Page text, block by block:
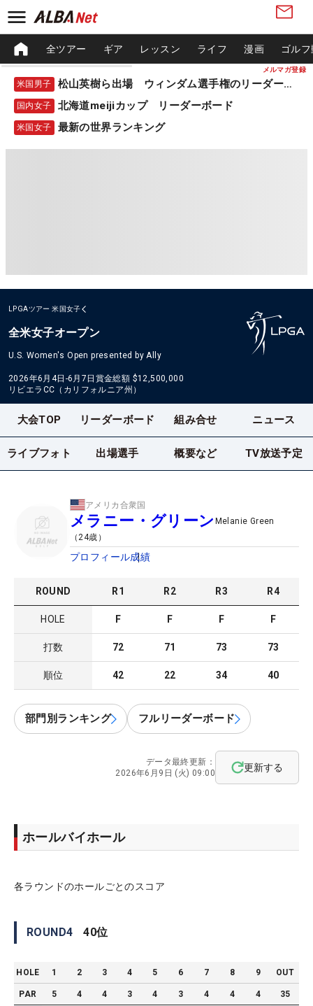
メルマガ登録
全ツアー ギア レッスン ライフ 漫画 ゴル
米国男子 松山英樹ら出場 ウィンダム選手権のリーダーボード
国内女子 北海道meijiカップ リーダーボード
米国女子 最新の世界ランキング
LPGAツアー 米国女子
全米女子オープン
U.S. Women's Open presented by Ally
2026年6月4日-6月7日 賞金総額 $12,500,000
リビエラCC（カリフォルニア州）
大会TOP リーダーボード 組み合せ ニュース
ライブフォト 出場選手 概要など TV放送予定
アメリカ合衆国
メラニー・グリーン Melanie Green
（24歳）
プロフィール成績
ROUND R1 R2 R3 R4
HOLE F F F F
打数 72 71 73 73
順位 42 22 34 40
部門別ランキング フルリーダーボード
データ最終更新：
2026年6月9日 (火) 09:00
更新する
ホールバイホール
各ラウンドのホールごとのスコア
ROUND4 40位
HOLE 1 2 3 4 5 6 7 8 9 OUT
PAR 5 4 4 3 4 3 4 4 4 35